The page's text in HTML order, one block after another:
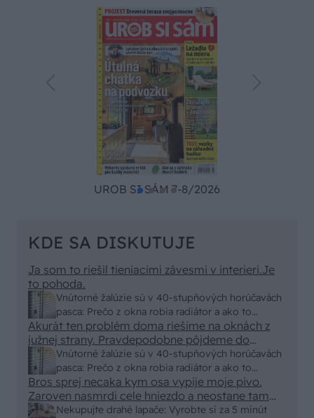
UROB SI SÁM 7-8/2026
KDE SA DISKUTUJE
Vnútorné žalúzie sú v 40-stupňových horúčavách
pasca: Prečo z okna robia radiátor a ako to
vyriešiť za pár eur?
Ja som to riešil tieniacimi závesmi v interieri.Je
to pohoda.
Vnútorné žalúzie sú v 40-stupňových horúčavách
pasca: Prečo z okna robia radiátor a ako to
vyriešiť za pár eur?
Akurát ten problém doma riešime na oknách z
južnej strany. Pravdepodobne pôjdeme do
vonkajšieho tienenia na spôsob markízy
250x150cm. Čínsky predajcovia idú okolo 100
eur kus.
Nekupujte drahé lapače: Vyrobte si za 5 minút
Bros sprej necaka kym osa vypije moje pivo.
Zaroven nasmrdi cele hniezdo a neostane tam
nic zive. Vasa pasca naucinke moc efektivne.